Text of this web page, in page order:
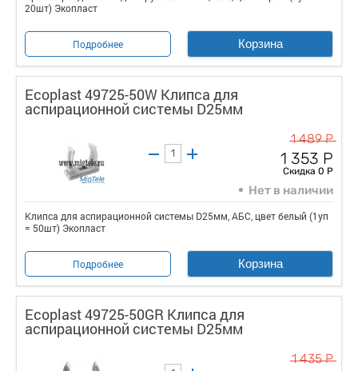
20шт) Экопласт
Подробнее Корзина
Ecoplast 49725-50W Клипса для
аспирационной системы D25мм
1 489 Р
1 353 Р
Скидка 0 Р
Нет в наличии
Клипса для аспирационной системы D25мм, АБС, цвет белый (1уп
= 50шт) Экопласт
Подробнее Корзина
Ecoplast 49725-50GR Клипса для
аспирационной системы D25мм
1 435 Р